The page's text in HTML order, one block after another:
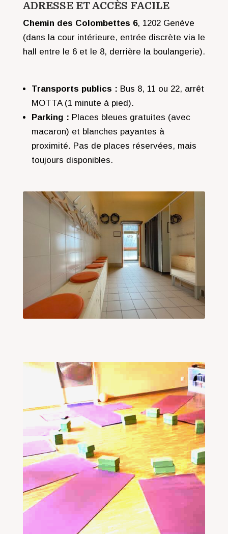
ADRESSE ET ACCÈS FACILE
Chemin des Colombettes 6, 1202 Genève
(dans la cour intérieure, entrée discrète via le
hall entre le 6 et le 8, derrière la boulangerie).
Transports publics : Bus 8, 11 ou 22, arrêt
MOTTA (1 minute à pied).
Parking : Places bleues gratuites (avec
macaron) et blanches payantes à
proximité. Pas de places réservées, mais
toujours disponibles.